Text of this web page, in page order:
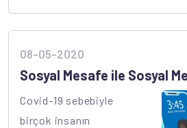
08-05-2020
Sosyal Mesafe ile Sosyal
Covid-19 sebebiyle
birçok insanın